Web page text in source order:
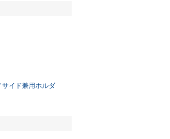
サイド兼用ホルダ